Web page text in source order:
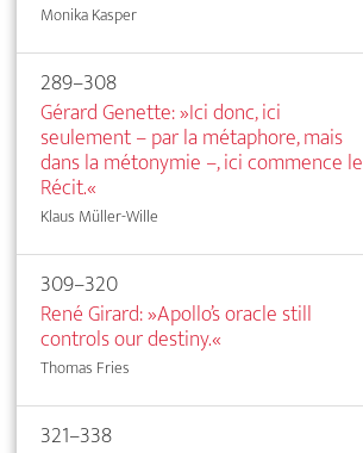
Monika Kasper
289–308
Gérard Genette: »Ici donc, ici
seulement – par la métaphore, mais
dans la métonymie –, ici commence le
Récit.«
Klaus Müller-Wille
309–320
René Girard: »Apollo’s oracle still
controls our destiny.«
Thomas Fries
321–338